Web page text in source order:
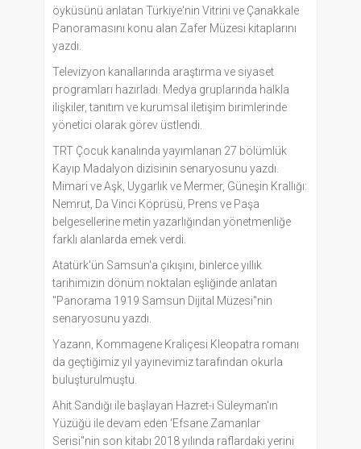
öyküsünü anlatan Türkiye'nin Vitrini ve Çanakkale
Panoramasını konu alan Zafer Müzesi kitaplarını
yazdı.
Televizyon kanallarında araştırma ve siyaset
programları hazırladı. Medya gruplarında halkla
ilişkiler, tanıtım ve kurumsal iletişim birimlerinde
yönetici olarak görev üstlendi.
TRT Çocuk kanalında yayımlanan 27 bölümlük
Kayıp Madalyon dizisinin senaryosunu yazdı.
Mimari ve Aşk, Uygarlık ve Mermer, Güneşin Krallığı:
Nemrut, Da Vinci Köprüsü, Prens ve Paşa
belgesellerine metin yazarlığından yönetmenliğe
farklı alanlarda emek verdi.
Atatürk'ün Samsun'a çıkışını, binlerce yıllık
tarihimizin dönüm noktalan eşliğinde anlatan
"Panorama 1919 Samsun Dijital Müzesi"nin
senaryosunu yazdı.
Yazann, Kommagene Kraliçesi Kleopatra romanı
da geçtiğimiz yıl yayınevimiz tarafından okurla
buluşturulmuştu.
Ahit Sandığı ile başlayan Hazret-i Süleyman'ın
Yüzüğü ile devam eden ‘Efsane Zamanlar
Serisi''nin son kitabı 2018 yılında raflardaki yerini